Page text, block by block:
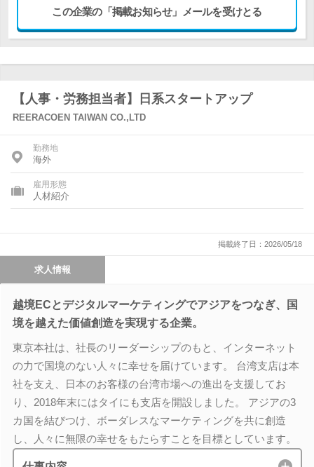
この企業の「掲載お知らせ」メールを受けとる
【人事・労務担当者】日系スタートアップ
REERACOEN TAIWAN CO.,LTD
勤務地
海外
雇用形態
人材紹介
掲載終了日：2026/05/18
求人情報
越境ECとデジタルマーケティングでアジアをつなぎ、国
境を越えた価値創造を実現する企業。
東京本社は、社長のリーダーシップのもと、インターネット
の力で国境のない人々に幸せを届けています。 台湾支店は本
社を支え、日本のお客様の台湾市場への進出を支援してお
り、2018年末にはタイにも支店を開設しました。 アジアの3
カ国を結びつけ、ボーダレスなマーケティングを共に創造
し、人々に無限の幸せをもたらすことを目標としています。